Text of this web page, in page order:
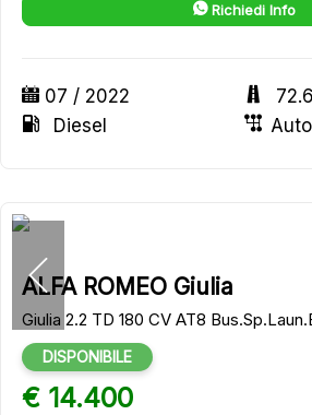
Richiedi Info
07 / 2022
Diesel
ALFA ROMEO Giulia
Giulia 2.2 TD 180 CV AT8
DISPONIBILE
€ 14.400